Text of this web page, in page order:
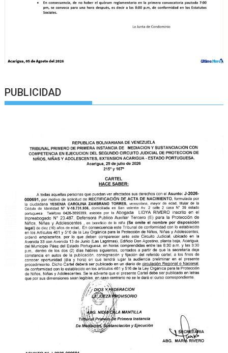
PUBLICIDAD